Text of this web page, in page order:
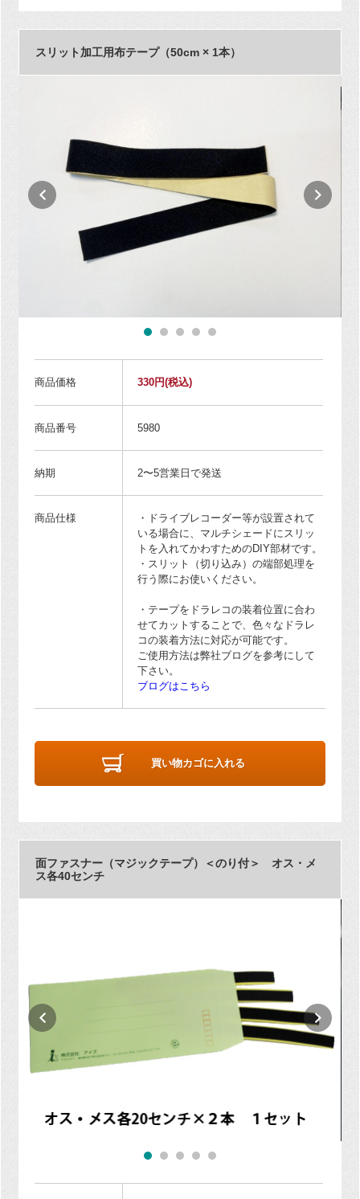
スリット加工用布テープ（50cm × 1本）
商品価格 330円(税込)
商品番号 5980
納期 2〜5営業日で発送
商品仕様
・ドライブレコーダー等が設置されて
いる場合に、マルチシェードにスリッ
トを入れてかわすためのDIY部材です。
・スリット（切り込み）の端部処理を
行う際にお使いください。
・テープをドラレコの装着位置に合わ
せてカットすることで、色々なドラレ
コの装着方法に対応が可能です。
ご使用方法は弊社ブログを参考にして
下さい。
ブログはこちら
買い物カゴに入れる
面ファスナー（マジックテープ）＜のり付＞ オス・メ
ス各40センチ